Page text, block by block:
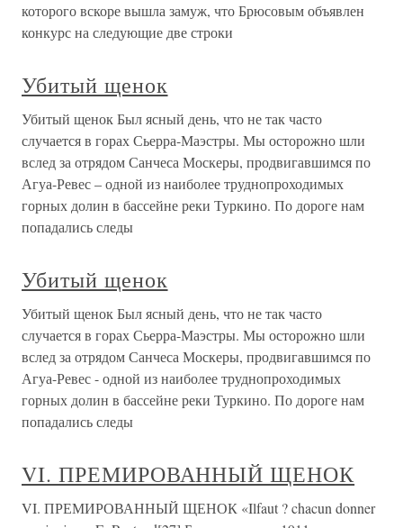
которого вскоре вышла замуж, что Брюсовым объявлен
конкурс на следующие две строки
Убитый щенок
Убитый щенок Был ясный день, что не так часто
случается в горах Сьерра-Маэстры. Мы осторожно шли
вслед за отрядом Санчеса Москеры, продвигавшимся по
Агуа-Ревес – одной из наиболее труднопроходимых
горных долин в бассейне реки Туркино. По дороге нам
попадались следы
Убитый щенок
Убитый щенок Был ясный день, что не так часто
случается в горах Сьерра-Маэстры. Мы осторожно шли
вслед за отрядом Санчеса Москеры, продвигавшимся по
Агуа-Ревес - одной из наиболее труднопроходимых
горных долин в бассейне реки Туркино. По дороге нам
попадались следы
VI. ПРЕМИРОВАННЫЙ ЩЕНОК
VI. ПРЕМИРОВАННЫЙ ЩЕНОК «Ilfaut ? chacun donner